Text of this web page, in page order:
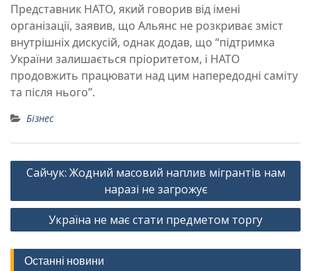
Представник НАТО, який говорив від імені
організації, заявив, що Альянс не розкриває зміст
внутрішніх дискусій, однак додав, що “підтримка
України залишається пріоритетом, і НАТО
продовжить працювати над цим напередодні саміту
та після нього”.
Бізнес
Навігація
записів
Сайчук: Жодний масовий наплив мігрантів нам
наразі не загрожує
Україна не має стати предметом торгу
Останні новини